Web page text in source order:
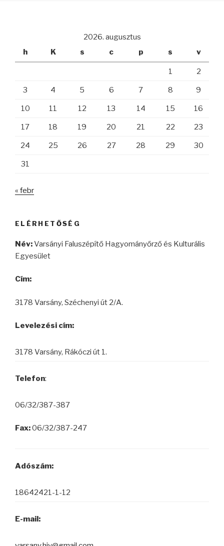
2026. augusztus
h
K s c p s v
1 2
3 4 5 6 7 8 9
10 11 12 13 14 15 16
17 18 19 20 21 22 23
24 25 26 27 28 29 30
31
« febr
ELÉRHETŐSÉG
Név:Varsányi Faluszépítő Hagyományőrző és Kulturális
Egyesület
Cím:
3178 Varsány, Széchenyi út 2/A.
Levelezési cím:
3178 Varsány, Rákóczi út 1.
Telefon:
06/32/387-387
Fax:06/32/387-247
Adószám:
18642421-1-12
E-mail: